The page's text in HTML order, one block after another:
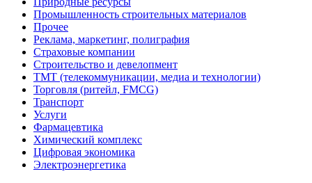
Промышленность строительных материалов
Прочее
Реклама, маркетинг, полиграфия
Страховые компании
Строительство и девелопмент
ТМТ (телекоммуникации, медиа и технологии)
Торговля (ритейл, FMCG)
Транспорт
Услуги
Фармацевтика
Химический комплекс
Цифровая экономика
Электроэнергетика